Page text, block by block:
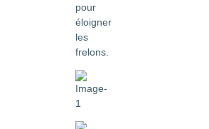
pour
éloigner
les
frelons.